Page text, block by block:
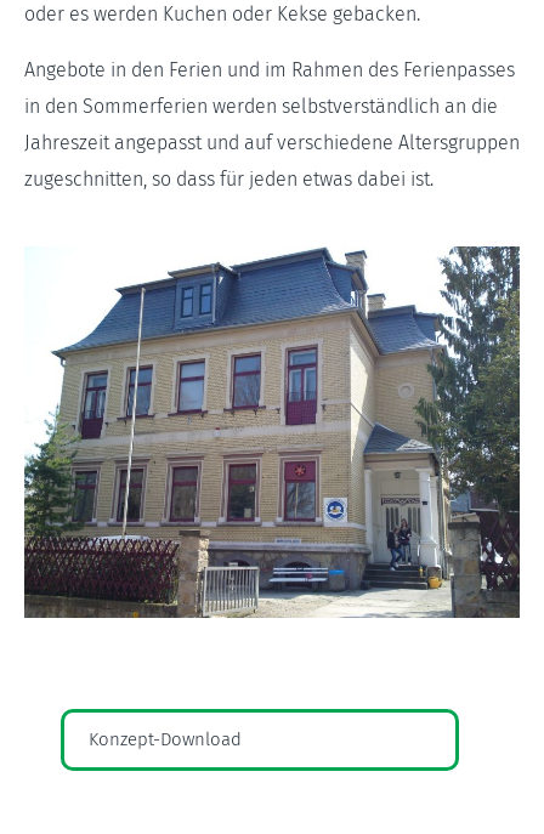
oder es werden Kuchen oder Kekse gebacken.
Angebote in den Ferien und im Rahmen des Ferienpasses
in den Sommerferien werden selbstverständlich an die
Jahreszeit angepasst und auf verschiedene Altersgruppen
zugeschnitten, so dass für jeden etwas dabei ist.
Konzept-Download